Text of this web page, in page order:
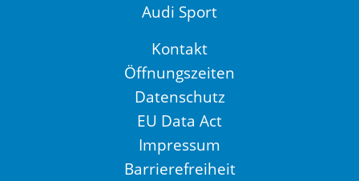
Audi Sport
Kontakt
Öffnungszeiten
Datenschutz
EU Data Act
Impressum
Barrierefreiheit